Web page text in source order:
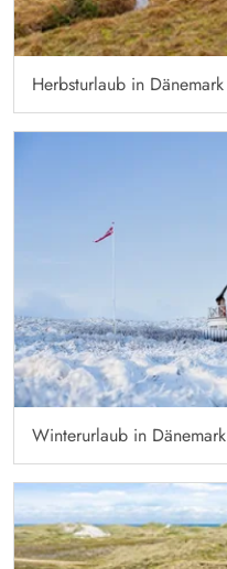
Herbsturlaub in Dänemark
Winterurlaub in Dänemark